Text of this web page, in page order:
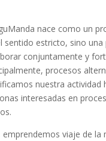
nace como un
sentido estricto, sino
conjuntamente y
procesos
nuestra
interesadas en
emprendemos viaje de